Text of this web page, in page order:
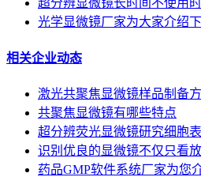
超分辨显微镜长时间不使用
光学显微镜厂家为大家介绍
相关企业动态
激光共聚焦显微镜样品制备
共聚焦显微镜有哪些特点
超分辨荧光显微镜研究细胞
识别优良的显微镜不仅只看
药品GMP软件系统厂家为您